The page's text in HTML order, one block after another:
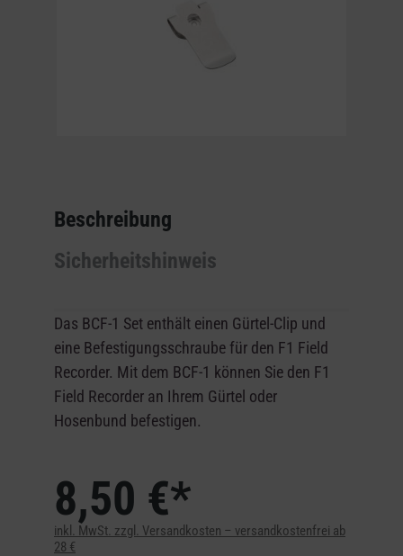
Beschreibung
Sicherheitshinweis
Das BCF-1 Set enthält einen Gürtel-Clip und
eine Befestigungsschraube für den F1 Field
Recorder. Mit dem BCF-1 können Sie den F1
Field Recorder an Ihrem Gürtel oder
Hosenbund befestigen.
8,50 €*
inkl. MwSt. zzgl. Versandkosten – versandkostenfrei ab
28 €